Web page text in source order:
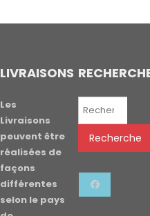
LIVRAISONS
Les
Livraisons
peuvent être
réalisées de
façons
différentes
selon le pays
Recherche
Recherche